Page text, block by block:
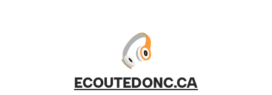
ECOUTEDONC.CA